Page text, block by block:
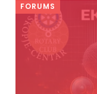
FORUMS